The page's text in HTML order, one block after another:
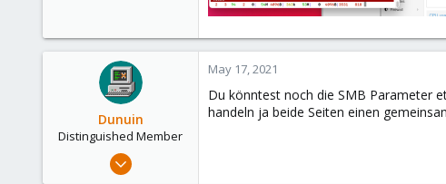
Dunuin
Distinguished Member
Jun 30, 2020
May 17, 2021
Du könntest noch die SMB Parameter
handeln ja beide Seiten einen